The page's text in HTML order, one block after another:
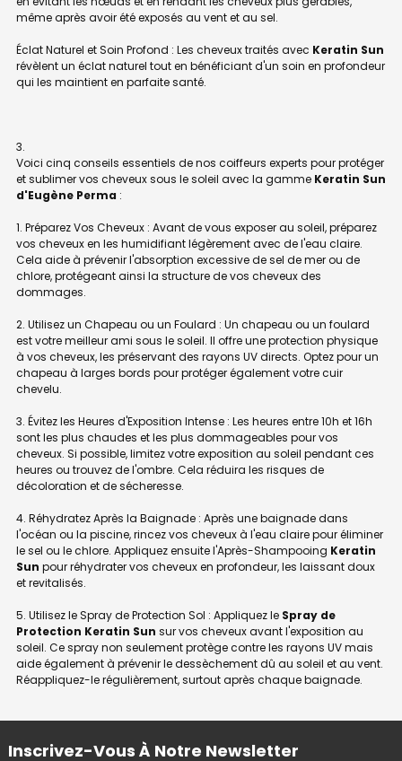
même après avoir été exposés au vent et au sel.
Éclat Naturel et Soin Profond : Les cheveux traités avec Keratin Sun
révèlent un éclat naturel tout en bénéficiant d'un soin en profondeur
qui les maintient en parfaite santé.
Voici cinq conseils essentiels de nos coiffeurs experts pour protéger
et sublimer vos cheveux sous le soleil avec la gamme Keratin Sun
d'Eugène Perma :
1. Préparez Vos Cheveux : Avant de vous exposer au soleil, préparez
vos cheveux en les humidifiant légèrement avec de l'eau claire.
Cela aide à prévenir l'absorption excessive de sel de mer ou de
chlore, protégeant ainsi la structure de vos cheveux des
dommages.
2. Utilisez un Chapeau ou un Foulard : Un chapeau ou un foulard
est votre meilleur ami sous le soleil. Il offre une protection physique
à vos cheveux, les préservant des rayons UV directs. Optez pour un
chapeau à larges bords pour protéger également votre cuir
chevelu.
3. Évitez les Heures d'Exposition Intense : Les heures entre 10h et 16h
sont les plus chaudes et les plus dommageables pour vos
cheveux. Si possible, limitez votre exposition au soleil pendant ces
heures ou trouvez de l'ombre. Cela réduira les risques de
décoloration et de sécheresse.
4. Réhydratez Après la Baignade : Après une baignade dans
l'océan ou la piscine, rincez vos cheveux à l'eau claire pour éliminer
le sel ou le chlore. Appliquez ensuite l'Après-Shampooing Keratin
Sun pour réhydrater vos cheveux en profondeur, les laissant doux
et revitalisés.
5. Utilisez le Spray de Protection Sol : Appliquez le Spray de
Protection Keratin Sun sur vos cheveux avant l'exposition au
soleil. Ce spray non seulement protège contre les rayons UV mais
aide également à prévenir le dessèchement dû au soleil et au vent.
Réappliquez-le régulièrement, surtout après chaque baignade.
Inscrivez-Vous À Notre Newsletter